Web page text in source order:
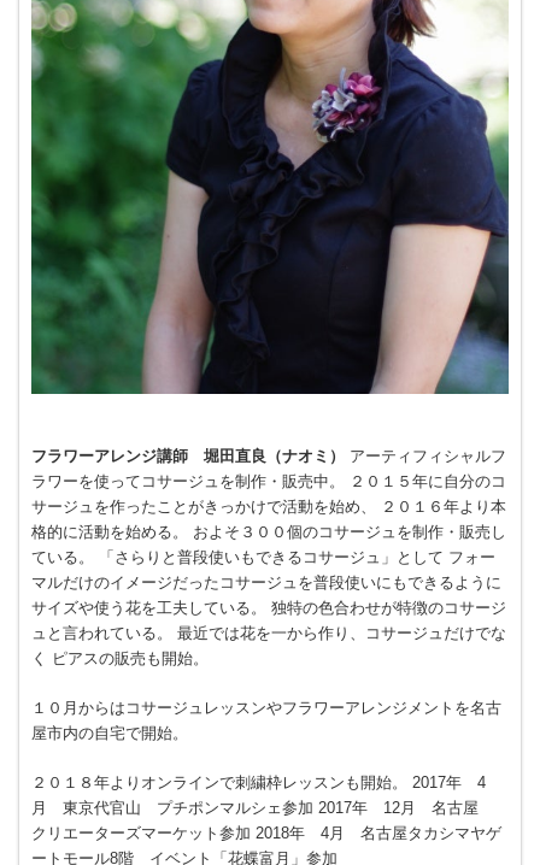
フラワーアレンジ講師 堀田直良（ナオミ） アーティフィシャルフ
ラワーを使ってコサージュを制作・販売中。 ２０１５年に自分のコ
サージュを作ったことがきっかけで活動を始め、 ２０１６年より本
格的に活動を始める。 およそ３００個のコサージュを制作・販売し
ている。 「さらりと普段使いもできるコサージュ」として フォー
マルだけのイメージだったコサージュを普段使いにもできるように
サイズや使う花を工夫している。 独特の色合わせが特徴のコサージ
ュと言われている。 最近では花を一から作り、コサージュだけでな
く ピアスの販売も開始。
１ ０月からはコサージュレッスンやフラワーアレンジメントを名古
屋市内の自宅で開始。
２０１８年よりオンラインで刺繍枠レッスンも開始。 2017年 4
月 東京代官山 プチポンマルシェ参加 2017年 12月 名古屋
クリエーターズマーケット参加 2018年 4月 名古屋タカシマヤゲ
ートモール8階 イベント「花蝶富月」参加